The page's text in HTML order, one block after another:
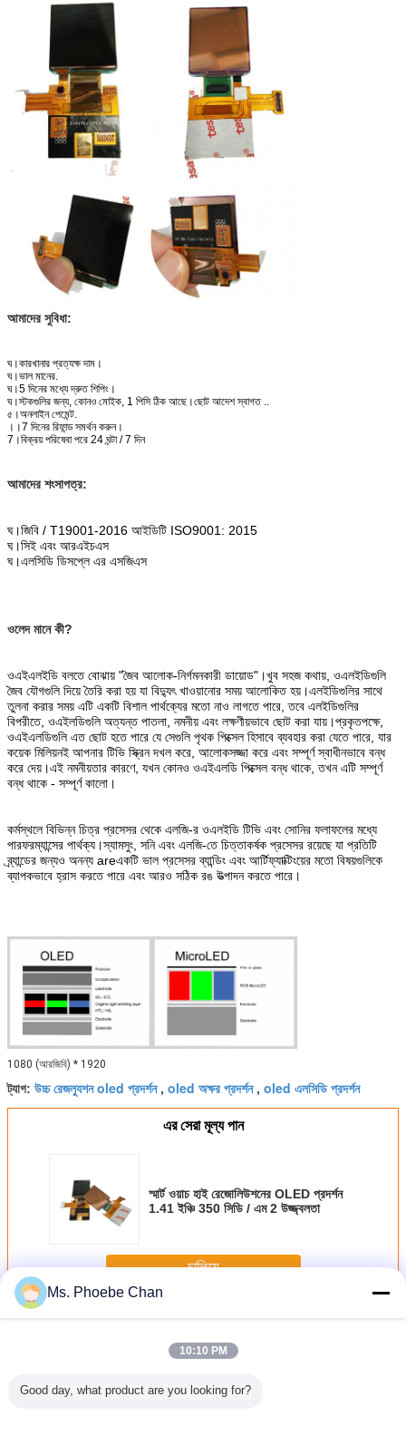
আমাদের সুবিধা:
ঘ।কারখানার প্রত্যক্ষ দাম।
ঘ।ভাল মানের.
ঘ।5 দিনের মধ্যে দ্রুত শিপিং।
ঘ।স্টকগুলির জন্য, কোনও মোইক, 1 পিসি ঠিক আছে।ছোট আদেশ স্বাগত ..
৫।অনলাইন পেমেন্ট.
।।7 দিনের রিফান্ড সমর্থন করুন।
7।বিক্রয় পরিষেবা পরে 24 ঘন্টা / 7 দিন
আমাদের শংসাপত্র:
ঘ।জিবি / T19001-2016 আইডিটি ISO9001: 2015
ঘ।সিই এবং আরএইচএস
ঘ।এলসিডি ডিসপ্লে এর এসজিএস
ওলেদ মানে কী?
ওএইএলইডি বলতে বোঝায় "জৈব আলোক-নির্গমনকারী ডায়োড"।খুব সহজ কথায়, ওএলইডিগুলি
জৈব যৌগগুলি দিয়ে তৈরি করা হয় যা বিদ্যুৎ খাওয়ানোর সময় আলোকিত হয়।এলইডিগুলির সাথে
তুলনা করার সময় এটি একটি বিশাল পার্থক্যের মতো নাও লাগতে পারে, তবে এলইডিগুলির
বিপরীতে, ওএইলডিগুলি অত্যন্ত পাতলা, নমনীয় এবং লক্ষণীয়ভাবে ছোট করা যায়।প্রকৃতপক্ষে,
ওএইএলডিগুলি এত ছোট হতে পারে যে সেগুলি পৃথক পিক্সেল হিসাবে ব্যবহার করা যেতে পারে, যার
কয়েক মিলিয়নই আপনার টিভি স্ক্রিন দখল করে, আলোকসজ্জা করে এবং সম্পূর্ণ স্বাধীনভাবে বন্ধ
করে দেয়।এই নমনীয়তার কারণে, যখন কোনও ওএইএলডি পিক্সেল বন্ধ থাকে, তখন এটি সম্পূর্ণ
বন্ধ থাকে - সম্পূর্ণ কালো।
কর্মস্থলে বিভিন্ন চিত্র প্রসেসর থেকে এলজি-র ওএলইডি টিভি এবং সোনির ফলাফলের মধ্যে
পারফরম্যান্সের পার্থক্য।স্যামসুং, সনি এবং এলজি-তে চিত্তাকর্ষক প্রসেসর রয়েছে যা প্রতিটি
ব্র্যান্ডের জন্যও অনন্য areএকটি ভাল প্রসেসর ব্যান্ডিং এবং আর্টিফ্যাক্টিংয়ের মতো বিষয়গুলিকে
ব্যাপকভাবে হ্রাস করতে পারে এবং আরও সঠিক রঙ উত্পাদন করতে পারে।
1080 (আরজিবি) * 1920
ট্যাগ: উচ্চ রেজল্যুশন oled প্রদর্শন, oled অক্ষর প্রদর্শন, oled এলসিডি প্রদর্শন
এর সেরা মূল্য পান
স্মার্ট ওয়াচ হাই রেজোলিউশনের OLED প্রদর্শন
1.41 ইঞ্চি 350 সিডি / এম 2 উজ্জ্বলতা
চালিয়ে
অধিকOLED প্রদর্শন মডিউল
Ms. Phoebe Chan
10:10 PM
Good day, what product are you looking for?